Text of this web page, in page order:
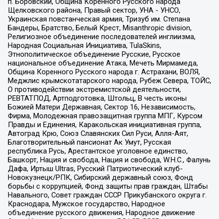
Щелковского района, Правый сектор, УНА - УНСО,
Украинская повстанческая армия, Тризуб им. Степана
Бандеры, Братство, Белый Крест, Misanthropic division,
Религиозное объединение последователей инглиизма,
Народная Социальная Инициатива, TulaSkins,
Этнополитическое объединение Русские, Русское
национальное объединение Атака, Мечеть Мирмамеда,
Община Коренного Русского народа г. Астрахани, ВОЛЯ,
Меджлис крымскотатарского народа, Рубеж Севера, ТОЙС,
О противодействии экстремистской деятельности,
РЕВТАТПОД, Артподготовка, Штольц, В честь иконы
Божией Матери Державная, Сектор 16, Независимость,
Фирма, Молодежная правозащитная группа МПГ, Курсом
Правды и Единения, Каракольская инициативная группа,
Автоград Крю, Союз Славянских Сил Руси, Алля-Аят,
Благотворительный пансионат Ак Умут, Русская
республика Русь, Арестантское уголовное единство,
Башкорт, Нация и свобода, Нация и свобода, W.H.С., Фалунь
Дафа, Иртыш Ultras, Русский Патриотический клуб-
Новокузнецк/РПК, Сибирский державный союз, Фонд
борьбы с коррупцией, Фонд защиты прав граждан, Штабы
Навального, Совет граждан СССР Прикубанского округа г.
Краснодара, Мужское государство, Народное
объединение русского движения, Народное движение